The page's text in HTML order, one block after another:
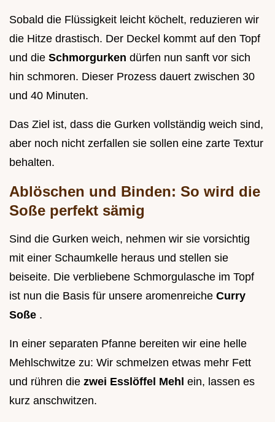
Sobald die Flüssigkeit leicht köchelt, reduzieren wir
die Hitze drastisch. Der Deckel kommt auf den Topf
und die Schmorgurken dürfen nun sanft vor sich
hin schmoren. Dieser Prozess dauert zwischen 30
und 40 Minuten.
Das Ziel ist, dass die Gurken vollständig weich sind,
aber noch nicht zerfallen sie sollen eine zarte Textur
behalten.
Ablöschen und Binden: So wird die
Soße perfekt sämig
Sind die Gurken weich, nehmen wir sie vorsichtig
mit einer Schaumkelle heraus und stellen sie
beiseite. Die verbliebene Schmorgulasche im Topf
ist nun die Basis für unsere aromenreiche Curry
Soße .
In einer separaten Pfanne bereiten wir eine helle
Mehlschwitze zu: Wir schmelzen etwas mehr Fett
und rühren die zwei Esslöffel Mehl ein, lassen es
kurz anschwitzen.